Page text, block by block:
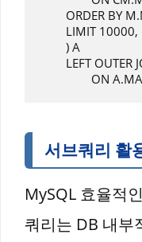
서브쿼리 활
MySQL 효율적
쿼리는 DB 내